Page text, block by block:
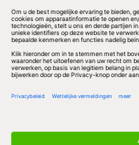
Redactionele partner
Algemene Voorwaarden & Copyrights